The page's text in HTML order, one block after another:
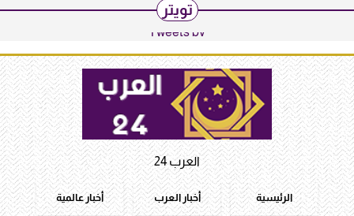
تويتر
Tweets by
العرب 24
الرئيسية أخبار العرب أخبار عالمية